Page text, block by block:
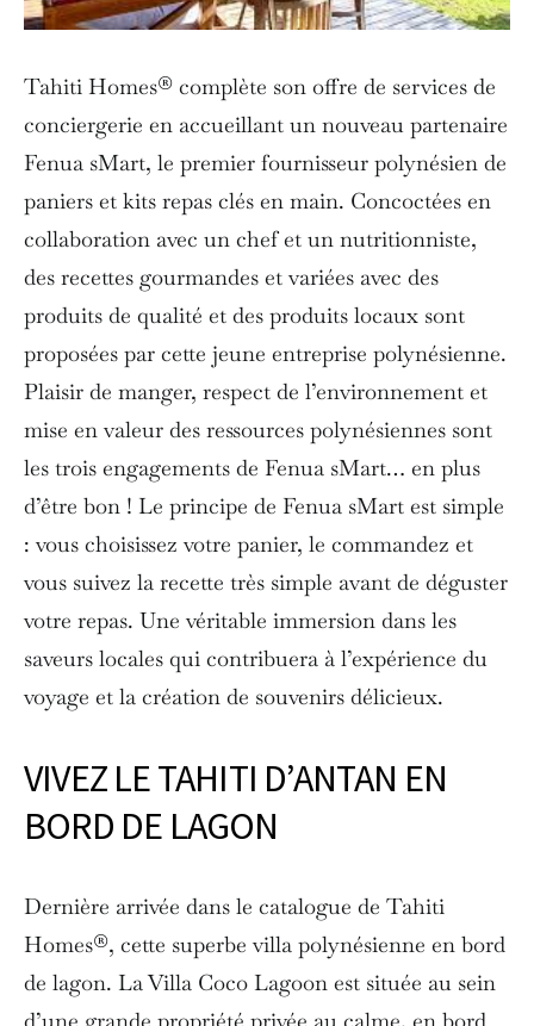
Tahiti Homes® complète son offre de services de
conciergerie en accueillant un nouveau partenaire
Fenua sMart, le premier fournisseur polynésien de
paniers et kits repas clés en main. Concoctées en
collaboration avec un chef et un nutritionniste,
des recettes gourmandes et variées avec des
produits de qualité et des produits locaux sont
proposées par cette jeune entreprise polynésienne.
Plaisir de manger, respect de l’environnement et
mise en valeur des ressources polynésiennes sont
les trois engagements de Fenua sMart… en plus
d’être bon ! Le principe de Fenua sMart est simple
: vous choisissez votre panier, le commandez et
vous suivez la recette très simple avant de déguster
votre repas. Une véritable immersion dans les
saveurs locales qui contribuera à l’expérience du
voyage et la création de souvenirs délicieux.
VIVEZ LE TAHITI D’ANTAN EN
BORD DE LAGON
Dernière arrivée dans le catalogue de Tahiti
Homes®, cette superbe villa polynésienne en bord
de lagon. La Villa Coco Lagoon est située au sein
d’une grande propriété privée au calme, en bord